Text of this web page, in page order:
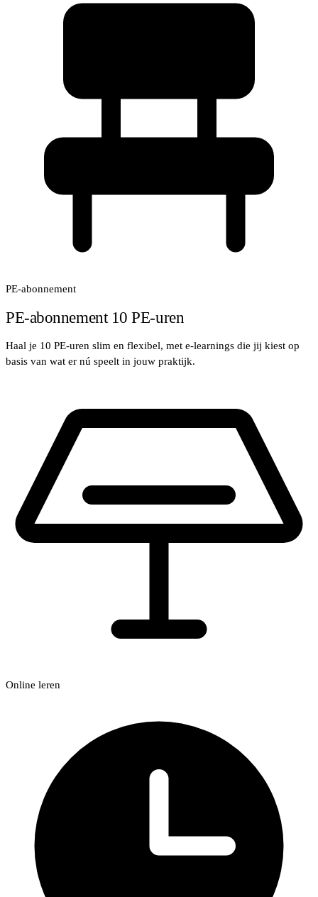
PE-abonnement
PE‑abonnement 10 PE‑uren
Haal je 10 PE-uren slim en flexibel, met e-learnings die jij kiest op
basis van wat er nú speelt in jouw praktijk.
Online leren